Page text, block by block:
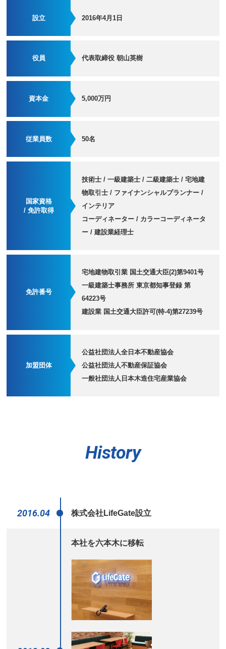
設立 2016年4月1日
役員 代表取締役 朝山英樹
資本金 5,000万円
従業員数 50名
国家資格
/ 免許取得
技術士 / 一級建築士 / 二級建築士 / 宅地建
物取引士 / ファイナンシャルプランナー /
インテリア
コーディネーター / カラーコーディネータ
ー / 建設業経理士
免許番号
宅地建物取引業 国土交通大臣(2)第9401号
一級建築士事務所 東京都知事登録 第
64223号
建設業 国土交通大臣許可(特-4)第27239号
加盟団体
公益社団法人全日本不動産協会
公益社団法人不動産保証協会
一般社団法人日本木造住宅産業協会
History
2016.04 株式会社LifeGate設立
本社を六本木に移転